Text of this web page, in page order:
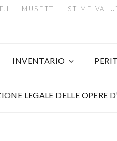
F.LLI MUSETTI – STIME
INVENTARIO
LEGALE DELLE OPERE